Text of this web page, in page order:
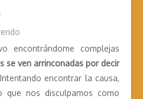
encontrándome complejas
se ven arrinconadas por decir
encontrar la causa,
que nos disculpamos como